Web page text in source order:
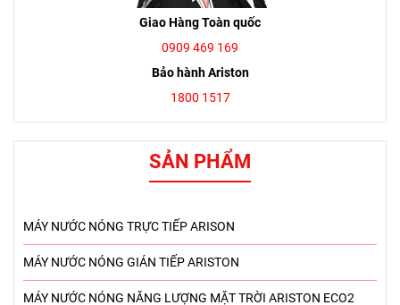
Giao Hàng Toàn quốc
0909 469 169
Bảo hành Ariston
1800 1517
SẢN PHẨM
MÁY NƯỚC NÓNG TRỰC TIẾP ARISON
MÁY NƯỚC NÓNG GIÁN TIẾP ARISTON
MÁY NƯỚC NÓNG NĂNG LƯỢNG MẶT TRỜI ARISTON ECO2